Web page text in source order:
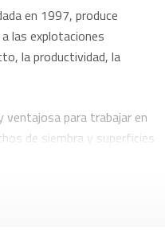
en 1997, produce
las explotaciones
la productividad, la
para trabajar en
de siembra y superficies